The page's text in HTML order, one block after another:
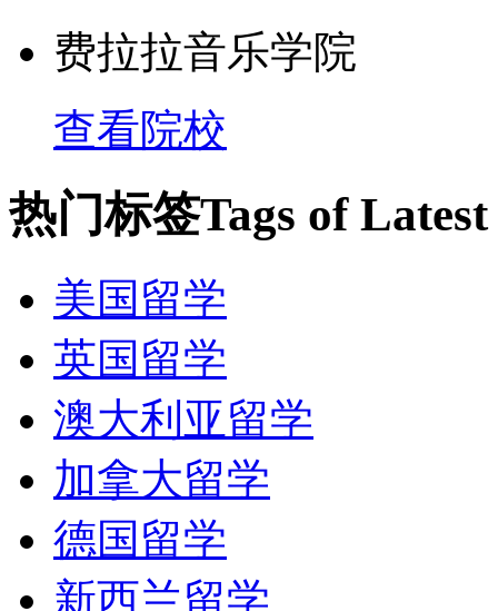
费拉拉音乐学院
查看院校
热门标签Tags of Latest
美国留学
英国留学
澳大利亚留学
加拿大留学
德国留学
新西兰留学